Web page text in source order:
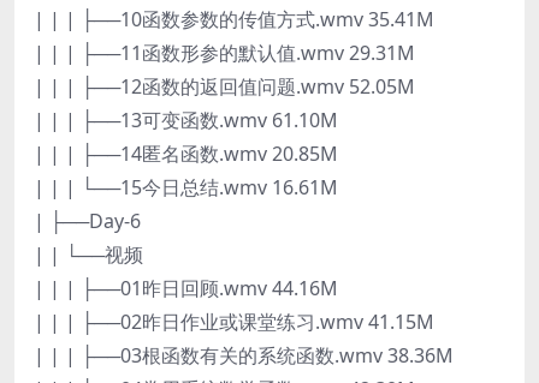
| | | ├──10函数参数的传值方式.wmv 35.41M
| | | ├──11函数形参的默认值.wmv 29.31M
| | | ├──12函数的返回值问题.wmv 52.05M
| | | ├──13可变函数.wmv 61.10M
| | | ├──14匿名函数.wmv 20.85M
| | | └──15今日总结.wmv 16.61M
| ├──Day-6
| | └──视频
| | | ├──01昨日回顾.wmv 44.16M
| | | ├──02昨日作业或课堂练习.wmv 41.15M
| | | ├──03根函数有关的系统函数.wmv 38.36M